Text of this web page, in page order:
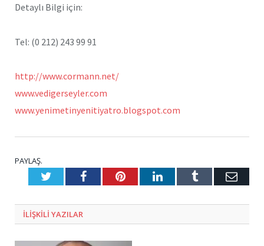
Detaylı Bilgi için:
Tel: (0 212) 243 99 91
http://www.cormann.net/
www.vedigerseyler.com
www.yenimetinyenitiyatro.blogspot.com
PAYLAŞ.
TwitterFacebookPinterestLinkedInTumblr E-
ILIŞKILI YAZILAR